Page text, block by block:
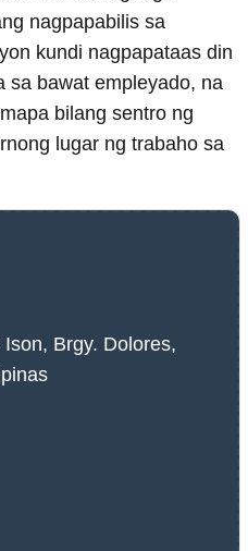
nagpapabilis sa
kundi nagpapataas din
sa bawat empleyado, na
bilang sentro ng
lugar ng trabaho sa
Brgy. Dolores,